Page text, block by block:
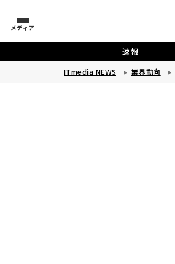
メディア
速報
ITmedia NEWS 業界動向